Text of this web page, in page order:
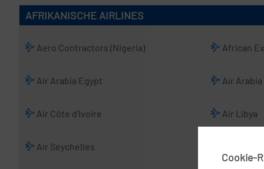
AFRIKANISCHE AIRLINES
Aero Contractors (Nigeria) African
Air Arabia Egypt Air Arabia
Air Côte d’Ivoire Air Libya
Air Seychelles
Cookie-